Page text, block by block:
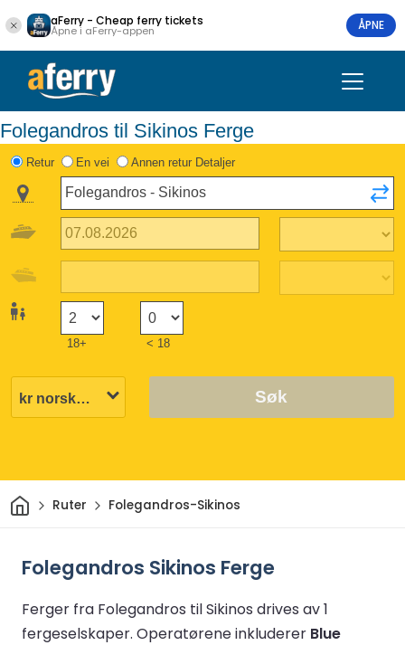
aFerry - Cheap ferry tickets
Åpne i aFerry-appen ÅPNE
Folegandros til Sikinos Ferge
Retur En vei Annen retur Detaljer
18+ < 18
Søk
HjemRuter Folegandros-Sikinos
Folegandros Sikinos Ferge
Ferger fra Folegandros til Sikinos drives av 1
fergeselskaper. Operatørene inkluderer Blue